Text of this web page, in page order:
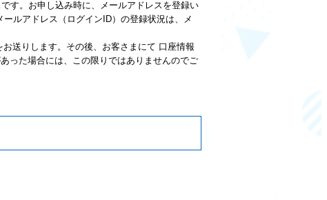
す。お申し込み時に、メールアドレスを登録い
ルアドレス（ログインID）の登録状況は、メ
送りします。その後、お客さまにて 口座情報
った場合には、この限りではありませんのでご